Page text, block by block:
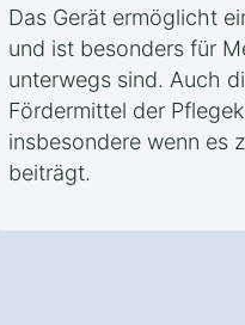
Das Gerät ermöglicht
und ist besonders für
unterwegs sind. Auch
Fördermittel der
insbesondere wenn es
beiträgt.